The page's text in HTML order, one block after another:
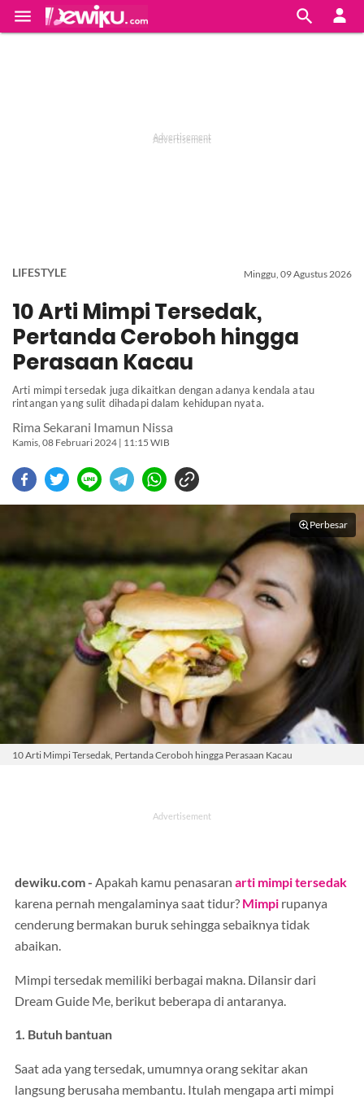
 
LIFESTYLE Minggu, 09 Agustus 2026
10 Arti Mimpi Tersedak,
Pertanda Ceroboh hingga
Perasaan Kacau
Arti mimpi tersedak juga dikaitkan dengan adanya kendala atau
rintangan yang sulit dihadapi dalam kehidupan nyata.
Rima Sekarani Imamun Nissa
Kamis, 08 Februari 2024 | 11:15 WIB
Perbesar
10 Arti Mimpi Tersedak, Pertanda Ceroboh hingga Perasaan Kacau
dewiku.com - Apakah kamu penasaran arti mimpitersedak
karena pernah mengalaminya saat tidur? Mimpi rupanya
cenderung bermakan buruk sehingga sebaiknya tidak
abaikan.
Mimpi tersedak memiliki berbagai makna. Dilansir dari
Dream Guide Me, berikut beberapa di antaranya.
1. Butuh bantuan
Saat ada yang tersedak, umumnya orang sekitar akan
langsung berusaha membantu. Itulah mengapa arti mimpi